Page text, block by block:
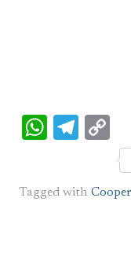
Tagged with